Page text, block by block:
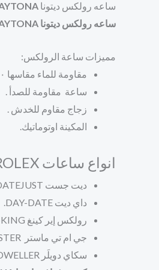
ساعه رولكس ديتونا
ساعه رولكس ديتونا DAYTONA ربل
مميزات ساعة الرولكس:
مقاومة للماء مقاسها ٤٠ مم .
ساعة مقاومة للصدأ .
زجاج مقاوم للخدش .
المكينة اوتوماتيك.
انواع ساعات ROLEX
ديت جست DATEJUST.
داي ديت DAY-DATE.
رولكس إير كينغ
جي ام تي ماستر
سكاي دويلَر SKY-DWELLER.